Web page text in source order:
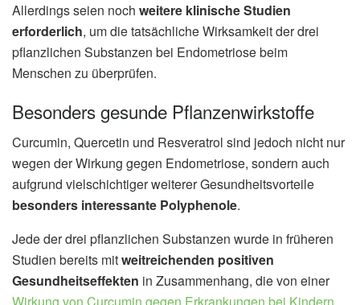
Allerdings seien noch weitere klinische Studien
erforderlich, um die tatsächliche Wirksamkeit der drei
pflanzlichen Substanzen bei Endometriose beim
Menschen zu überprüfen.
Besonders gesunde Pflanzenwirkstoffe
Curcumin, Quercetin und Resveratrol sind jedoch nicht nur
wegen der Wirkung gegen Endometriose, sondern auch
aufgrund vielschichtiger weiterer Gesundheitsvorteile
besonders interessante Polyphenole.
Jede der drei pflanzlichen Substanzen wurde in früheren
Studien bereits mitweitreichenden positiven
Gesundheitseffekten in Zusammenhang, die von einer